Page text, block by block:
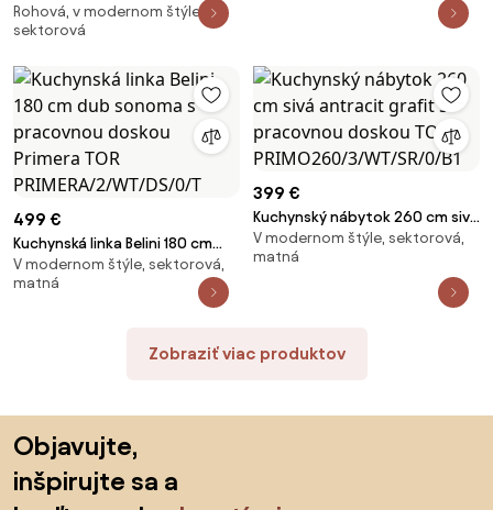
šedý antracit Glamour Wood s
pracovnou doskou Lidiauniqa
LIDIAUNIQA3/4/WT/GW1/0/E
Rohová, v modernom štýle,
sektorová
499 €
Kuchynská linka Belini 180 cm
dub sonoma s pracovnou
doskou Primera TOR
V modernom štýle, sektorová,
matná
399 €
Kuchynský nábytok 260 cm sivá
antracit grafit s pracovnou
doskou TOR
V modernom štýle, sektorová,
matná
Zobraziť viac produktov
Objavujte,
inšpirujte sa a